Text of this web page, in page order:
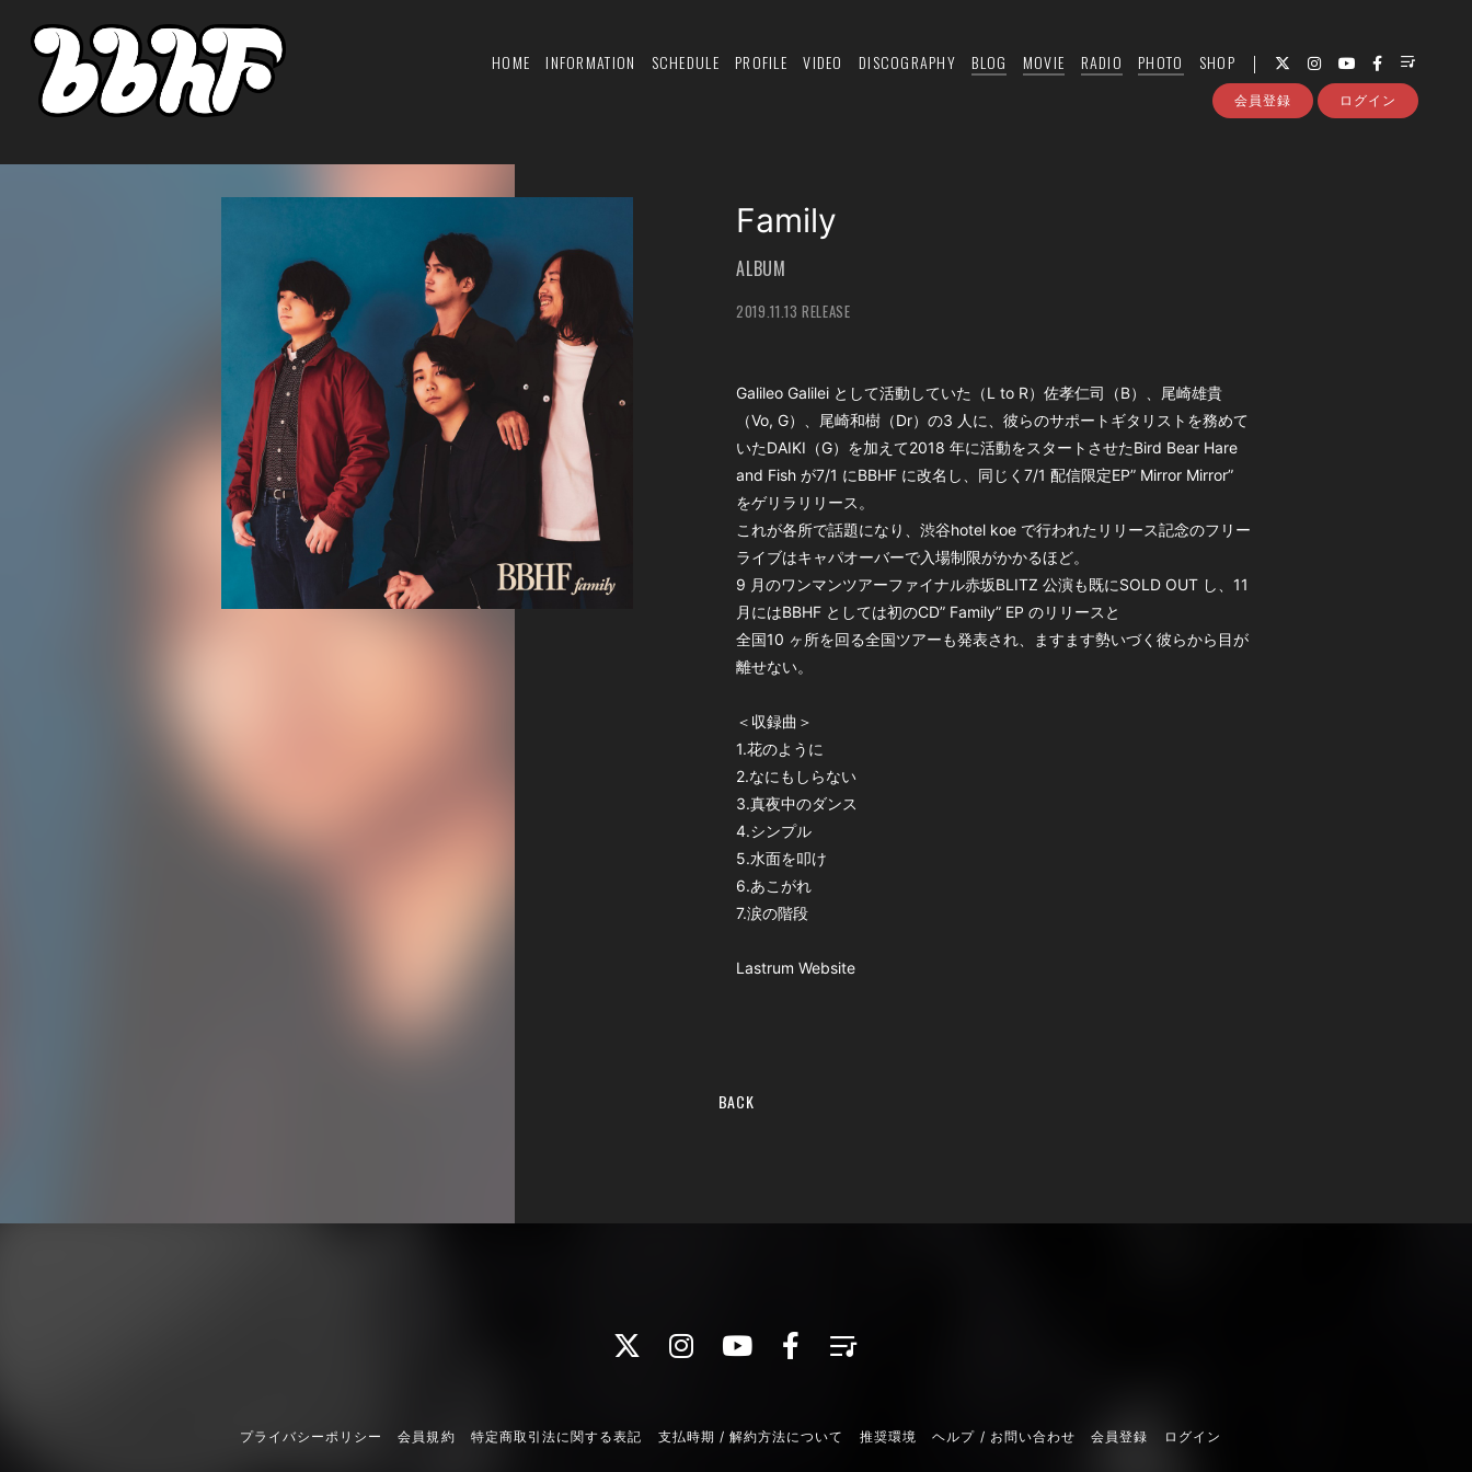
HOME INFORMATION SCHEDULE PROFILE VIDEO DISCOGRAPHY BLOG MOVIE RADIO PHOTO SHOP
会員登録 ログイン
Family
ALBUM
2019.11.13 RELEASE
Galileo Galilei として活動していた（L to R）佐孝仁司（B）、尾崎雄貴
（Vo, G）、尾崎和樹（Dr）の3 人に、彼らのサポートギタリストを務めて
いたDAIKI（G）を加えて2018 年に活動をスタートさせたBird Bear Hare
and Fish が7/1 にBBHF に改名し、同じく7/1 配信限定EP” Mirror Mirror”
をゲリラリリース。
これが各所で話題になり、渋谷hotel koe で行われたリリース記念のフリー
ライブはキャパオーバーで入場制限がかかるほど。
9 月のワンマンツアーファイナル赤坂BLITZ 公演も既にSOLD OUT し、11
月にはBBHF としては初のCD” Family” EP のリリースと
全国10 ヶ所を回る全国ツアーも発表され、ますます勢いづく彼らから目が
離せない。
＜収録曲＞
1.花のように
2.なにもしらない
3.真夜中のダンス
4.シンプル
5.水面を叩け
6.あこがれ
7.涙の階段
Lastrum Website
BACK
プライバシーポリシー 会員規約 特定商取引法に関する表記 支払時期 / 解約方法について 推奨環境 ヘルプ / お問い合わせ 会員登録 ログイン